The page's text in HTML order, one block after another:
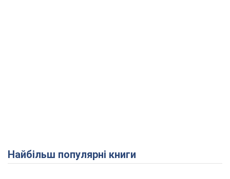
Найбільш популярні книги